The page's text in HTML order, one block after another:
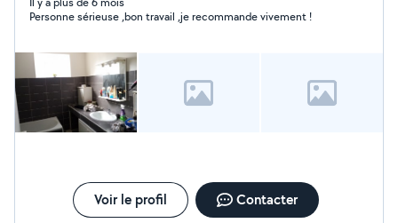
Personne sérieuse ,bon travail ,je recommande vivement !
Voir le profil Contacter